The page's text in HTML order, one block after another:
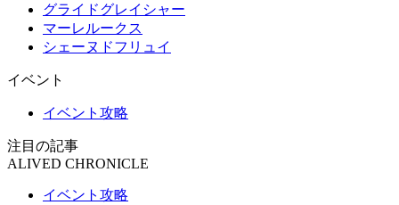
グライドグレイシャー
マーレルークス
シェーヌドフリュイ
イベント
イベント攻略
注目の記事
ALIVED CHRONICLE
イベント攻略